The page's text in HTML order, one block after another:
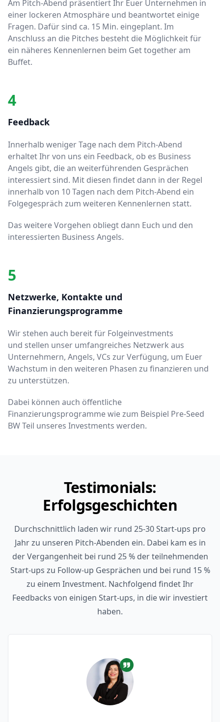
Am Pitch-Abend präsentiert Ihr Euer Unternehmen in
einer lockeren Atmosphäre und beantwortet einige
Fragen. Dafür sind ca. 15 Min. eingeplant. Im
Anschluss an die Pitches besteht die Möglichkeit für
ein näheres Kennenlernen beim Get together am
Buffet.
4
Feedback
Innerhalb weniger Tage nach dem Pitch-Abend
erhaltet Ihr von uns ein Feedback, ob es Business
Angels gibt, die an weiterführenden Gesprächen
interessiert sind. Mit diesen findet dann in der Regel
innerhalb von 10 Tagen nach dem Pitch-Abend ein
Folgegespräch zum weiteren Kennenlernen statt.
Das weitere Vorgehen obliegt dann Euch und den
interessierten Business Angels.
5
Netzwerke, Kontakte und
Finanzierungsprogramme
Wir stehen auch bereit für Folgeinvestments
und stellen unser umfangreiches Netzwerk aus
Unternehmern, Angels, VCs zur Verfügung, um Euer
Wachstum in den weiteren Phasen zu finanzieren und
zu unterstützen.
Dabei können auch öffentliche
Finanzierungsprogramme wie zum Beispiel Pre-Seed
BW Teil unseres Investments werden.
Testimonials:
Erfolgsgeschichten
Durchschnittlich laden wir rund 25-30 Start-ups pro
Jahr zu unseren Pitch-Abenden ein. Dabei kam es in
der Vergangenheit bei rund 25 % der teilnehmenden
Start-ups zu Follow-up Gesprächen und bei rund 15 %
zu einem Investment. Nachfolgend findet Ihr
Feedbacks von einigen Start-ups, in die wir investiert
haben.